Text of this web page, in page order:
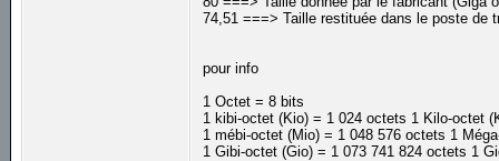
74,51 ===> Taille restituée dans le poste de
pour info
1 Octet = 8 bits
1 kibi-octet (Kio) = 1 024 octets 1 Kilo-octet
1 mébi-octet (Mio) = 1 048 576 octets 1
1 Gibi-octet (Gio) = 1 073 741 824 octets 1